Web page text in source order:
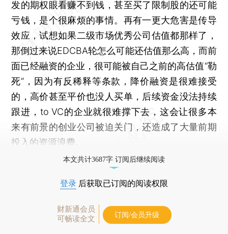
发的期权眼看赚不到钱，甚至买了限制股的还可能
亏钱，是个很麻烦的事情。再有一更大危害是传导
效应，试想如果二级市场优秀公司估值都那样了，
那倒过来说EDCBA轮怎么可能还估值那么高，而前
面已经融资的企业，很可能被自己之前的高估值“勒
死”，因为有反稀释等条款，降价融资是很难接受
的，高价甚至平价也没人买单，后续资金没法持续
跟进，to VC的企业就很难撑下去，这会让很多本
来有前景的创业公司被迫关门，还造成了大量前期
投入的资源浪费。
本文共计3687字 订阅后继续阅读
登录 后获取已订阅的阅读权限
财新通会员
可畅读全文
订阅/会员升级